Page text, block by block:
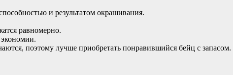
и результатом окрашивания.
равномерно.
поэтому лучше приобретать понравившийся бейц с запасом.